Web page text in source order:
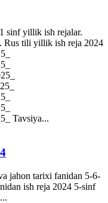
sinf yillik ish rejalar.
Rus tili yillik ish reja 2024
Tavsiya...
jahon tarixi fanidan 5-6-
ish reja 2024 5-sinf